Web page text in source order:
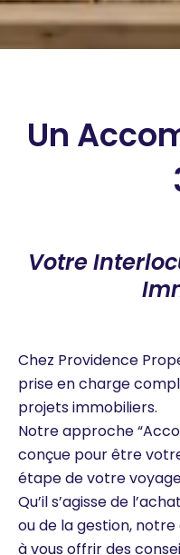
Un
Votre
Chez Providence
prise en charge
projets immobiliers.
Notre approche
conçue pour être
étape de votre
Qu’il s’agisse de
ou de la gestion,
à vous offrir des